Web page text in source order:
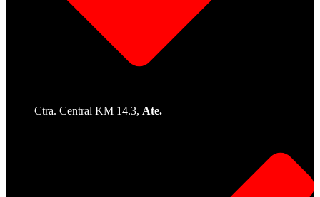
Ctra. Central KM 14.3, Ate.